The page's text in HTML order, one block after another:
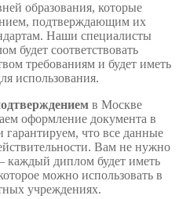
образования, которые
подтверждающим их
Наши специалисты
будет соответствовать
требованиям и будет иметь
использования.
в Москве
оформление документа в
гарантируем, что все данные
Вам не нужно
каждый диплом будет иметь
можно использовать в
учреждениях.